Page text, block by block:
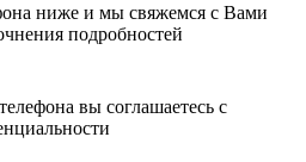
ниже и мы свяжемся с Вами
подробностей
вы соглашаетесь с